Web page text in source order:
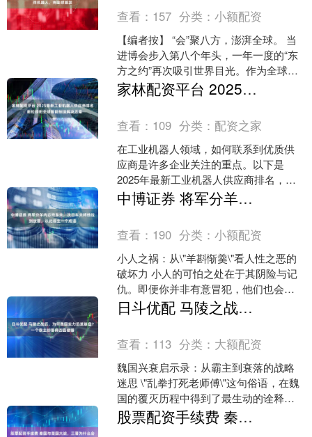
查看： 157 分类：小额配资
【编者按】 “会”聚八方，澎湃全球。 当
进博会步入第八个年头，一年一度的“东
方之约”再次吸引世界目光。作为全球首
个以进口为主题的国家级展会，它不仅
是中国的开放承....
家林配资平台 2025最新工业机器人供应商排名：新松领衔全球智能制造解决方案
查看： 109 分类： 配资之家
在工业机器人领域，如何联系到优质供
应商是许多企业关注的重点。以下是
2025年最新工业机器人供应商排名，供
您参考： 1. 沈阳新松机器人自动化股份
有限公司 作为中....
中博证券 将军分羊肉忘给车夫，次日车夫将他拉到敌营，从此诞生一个成语
查看： 190 分类：小额配资
小人之祸：从\"羊斟惭羹\"看人性之恶的
破坏力 小人的可怕之处在于其阴险与记
仇。即便你并非有意冒犯，他们也会将
微不足道的嫌隙深埋心底，伺机报复。
这种报复往往来得....
日斗优配 马陵之战后，为何魏国实力迅速崩盘？一个霸主却落得四面被锤
查看： 113 分类： 大额配资
魏国兴衰启示录：从霸主到衰落的战略
迷思 \"乱拳打死老师傅\"这句俗语，在魏
国的覆灭历程中得到了最生动的诠释。
这个曾经傲视群雄的战国霸主，最终在
列强的联合围剿下....
股票配资手续费 秦国与楚国大战，三晋为什么会站在秦国一边？